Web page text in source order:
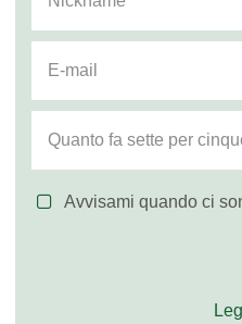
Avvisami quando ci